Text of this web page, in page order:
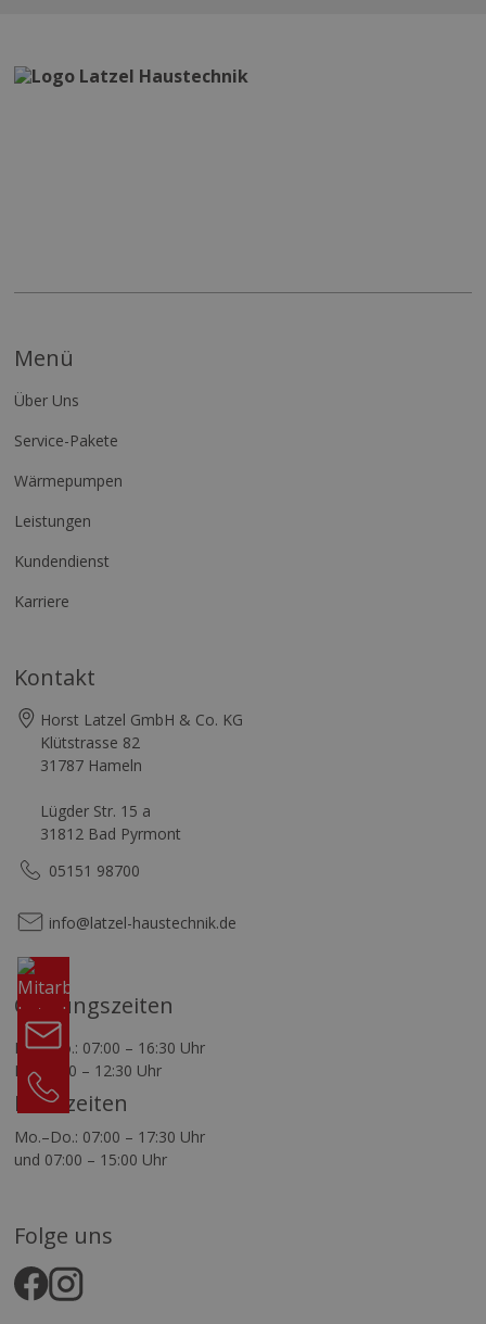
Menü
Über Uns
Service-Pakete
Wärmepumpen
Leistungen
Kundendienst
Karriere
Kontakt
Horst Latzel GmbH & Co. KG
Klütstrasse 82
31787 Hameln
Lügder Str. 15 a
31812 Bad Pyrmont
05151 98700
info@latzel-haustechnik.de
Öffnungszeiten
Mo.–Do.: 07:00 – 16:30 Uhr
Fr.: 07:00 – 12:30 Uhr
Bürozeiten
Mo.–Do.: 07:00 – 17:30 Uhr
und 07:00 – 15:00 Uhr
Folge uns
unser
Team
05151
98700